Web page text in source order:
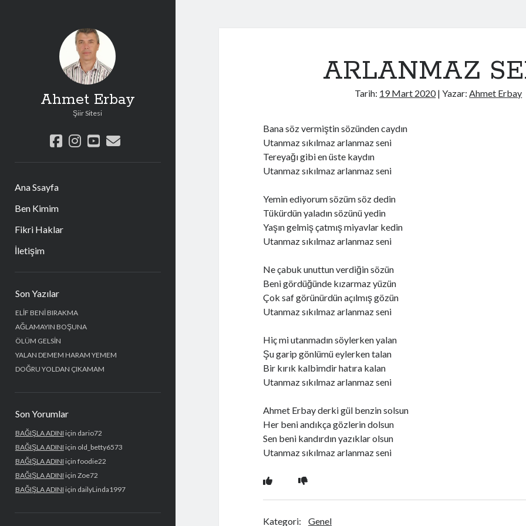
Ahmet Erbay
Şiir Sitesi
facebook
instagram
youtube
e-
Ana Ssayfa
Ben Kimim
Fikri Haklar
İletişim
Menü
Son Yazılar
ELİF BENİ BIRAKMA
AĞLAMAYIN BOŞUNA
ÖLÜM GELSİN
YALAN DEMEM HARAM YEMEM
DOĞRU YOLDAN ÇIKAMAM
Son Yorumlar
BAĞIŞLA ADINI için dario72
BAĞIŞLA ADINI için old_betty6573
BAĞIŞLA ADINI için foodie22
BAĞIŞLA ADINI için Zoe72
BAĞIŞLA ADINI için dailyLinda1997
ARLANMAZ
Tarih: 19 Mart 2020| Yazar:Ahmet Erbay
Bana söz vermiştin sözünden caydın
Utanmaz sıkılmaz arlanmaz seni
Tereyağı gibi en üste kaydın
Utanmaz sıkılmaz arlanmaz seni
Yemin ediyorum sözüm söz dedin
Tükürdün yaladın sözünü yedin
Yaşın gelmiş çatmış miyavlar kedin
Utanmaz sıkılmaz arlanmaz seni
Ne çabuk unuttun verdiğin sözün
Beni gördüğünde kızarmaz yüzün
Çok saf görünürdün açılmış gözün
Utanmaz sıkılmaz arlanmaz seni
Hiç mi utanmadın söylerken yalan
Şu garip gönlümü eylerken talan
Bir kırık kalbimdir hatıra kalan
Utanmaz sıkılmaz arlanmaz seni
Ahmet Erbay derki gül benzin solsun
Her beni andıkça gözlerin dolsun
Sen beni kandırdın yazıklar olsun
Utanmaz sıkılmaz arlanmaz seni
Kategori: Genel